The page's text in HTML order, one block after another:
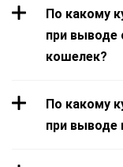
По какому
при выводе
кошелек?
По какому
при выводе